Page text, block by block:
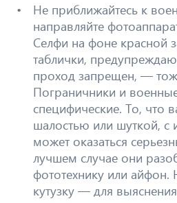
Не приближайтесь к
направляйте
Селфи на фоне красной
таблички,
проход запрещен, —
Пограничники и
специфические. То, что
шалостью или шуткой, с
может оказаться
лучшем случае они
фототехнику или айфон.
кутузку — для